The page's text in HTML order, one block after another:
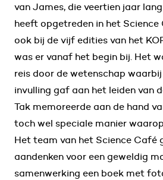
van James, die veertien jaar
heeft opgetreden in het
ook bij de vijf edities van het
was er vanaf het begin bij. Het
reis door de wetenschap
invulling gaf aan het leiden van
Tak memoreerde aan de hand
toch wel speciale manier
Het team van het Science Café
aandenken voor een geweldig
samenwerking een boek met